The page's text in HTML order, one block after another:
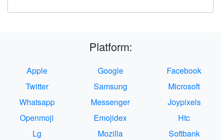
Platform:
Apple Google
Facebook
Twitter
Samsung
Microsoft
Whatsapp
Messenger
Joypixels
Openmoji
Emojidex
Htc
Lg
Mozilla
Softbank